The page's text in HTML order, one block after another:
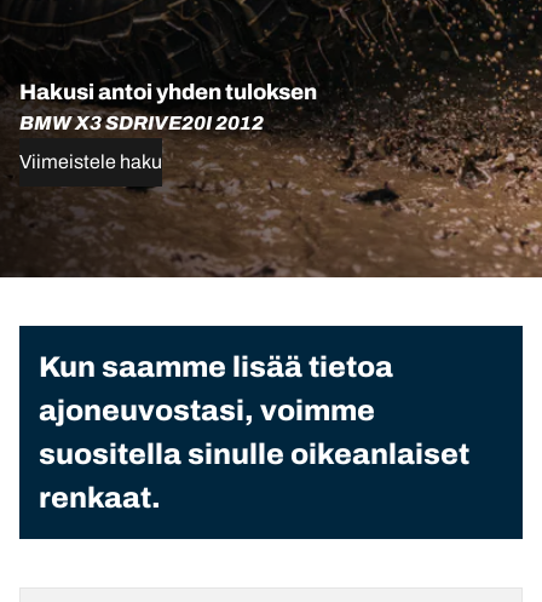
Hakusi antoi yhden tuloksen
BMW X3 SDRIVE20I 2012
Viimeistele haku
Kun saamme lisää tietoa
ajoneuvostasi, voimme
suositella sinulle oikeanlaiset
renkaat.